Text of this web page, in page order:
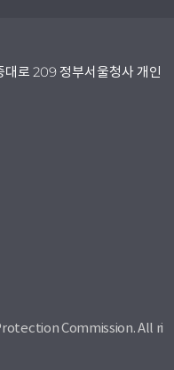
대로 209 정부서울청사 개인
Commission. All ri